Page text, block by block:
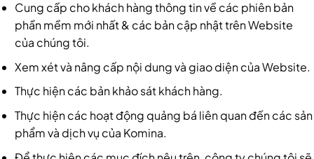
Cung cấp cho khách hàng thông tin về các phiên bản
phần mềm mới nhất & các bản cập nhật trên Website
của chúng tôi.
Xem xét và nâng cấp nội dung và giao diện của Website.
Thực hiện các bản khảo sát khách hàng.
Thực hiện các hoạt động quảng bá liên quan đến các sản
phẩm và dịch vụ của Komina.